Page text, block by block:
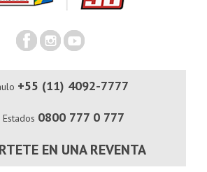
+55 (11) 4092-7777
0800 777 0 777
EN UNA REVENTA